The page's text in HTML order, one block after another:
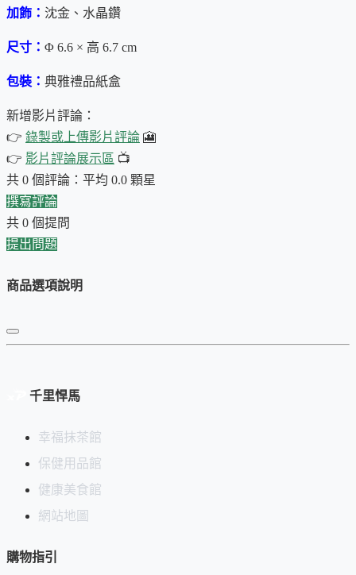
以漆器做茶棗的好處是
容易藏汙納垢。而且漆器越是使用，漆皮就越有沈穩的氣味。
越前漆器起源於1500年前的日本福井縣鯖江市，特點之一是優
都讚嘆不已的 獨特光澤和柔和氣質
沈金是一種在漆器上雕刻後，將金填入其中，創造出迷人的金
色線條、細點的裝飾技法，尤其是本茶棗上細長均勻的線條，
更需高超的技巧。以下影片介紹其中的技法（0:15～6:40）...
請注意，標準抹茶用的茶棗，並不是很氣密，有醒茶的作用，
但不宜久放，最好在1～2週內食用完畢。
另外，使用漆器前，請務必參考「
加飾： 沈金、水晶鑽
尺寸： Φ 6.6 × 高 6.7 cm
包裝： 典雅禮品紙盒
新增影片評論：
👉 錄製或上傳影片評論 🎦
👉 影片評論展示區 📺
共 0 個評論：平均 0.0 顆星
撰寫評論
共 0 個提問
提出問題
商品選項說明
千里悍馬
幸福抹茶館
保健用品館
健康美食館
網站地圖
購物指引